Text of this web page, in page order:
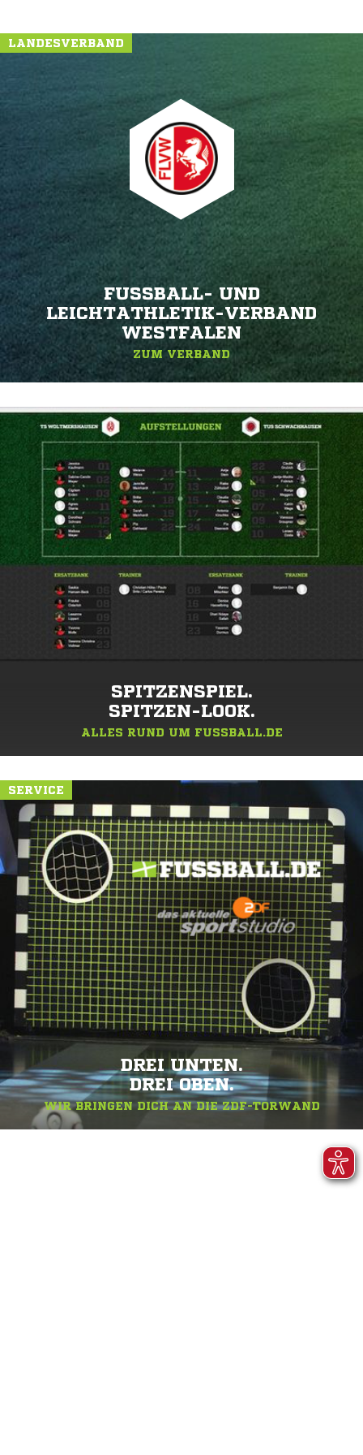
LANDESVERBAND
FUSSBALL- UND L
EICHTATHLETIK-VERBAND W
ESTFALEN
ZUM VERBAND
SPITZENSPIEL.
SPITZEN-LOOK.
ALLES RUND UM FUSSBALL.DE
SERVICE
DREI UNTEN.
DREI OBEN.
WIR BRINGEN DICH AN DIE ZDF-TORWAND